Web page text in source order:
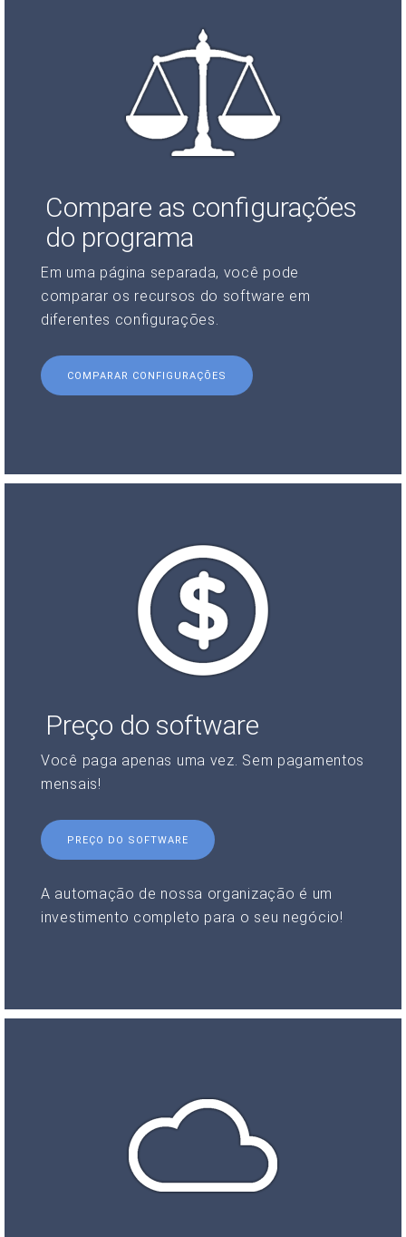
Compare as configurações
do programa
Em uma página separada, você pode
comparar os recursos do software em
diferentes configurações.
COMPARAR CONFIGURAÇÕES
Preço do software
Você paga apenas uma vez. Sem pagamentos
mensais!
PREÇO DO SOFTWARE
A automação de nossa organização é um
investimento completo para o seu negócio!